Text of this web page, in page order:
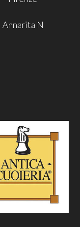
Annarita N